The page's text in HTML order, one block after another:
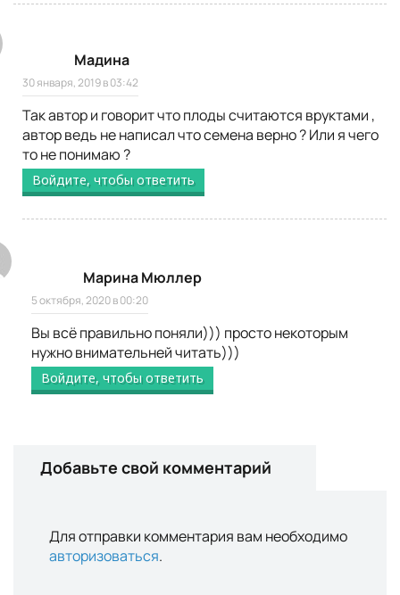
Мадина
30 января, 2019 в 03:42
Так автор и говорит что плоды считаются вруктами ,
автор ведь не написал что семена верно ? Или я чего
то не понимаю ?
Войдите, чтобы ответить
Марина Мюллер
5 октября, 2020 в 00:20
Вы всё правильно поняли))) просто некоторым
нужно внимательней читать)))
Войдите, чтобы ответить
Добавьте свой комментарий
Для отправки комментария вам необходимо
авторизоваться.